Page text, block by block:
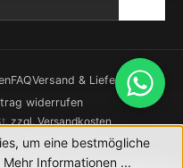
FAQVersand & Lieferung
widerrufen
zzgl. Versandkosten
Rechte vorbehalten.
XICTRON
um eine bestmögliche
Mehr Informationen ...